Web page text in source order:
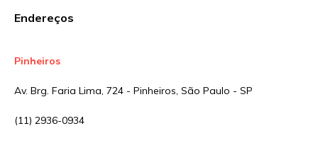
Endereços
Pinheiros
Av. Brg. Faria Lima, 724 - Pinheiros, São Paulo - SP
(11) 2936-0934